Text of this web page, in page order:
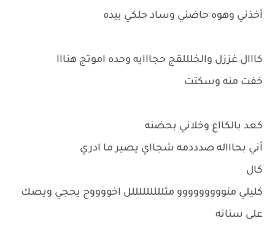
أخذني وهوه حاضني وساد حلكي بيده
كااال غززل والخلللقج حجااايه وحده اموتج هنااا
خفت منه وسكتت
كعد بالكااع وخلاني بحضنه
أني بحاااله صدددمه شجااي يصير ما ادري
كال
كليلي منووووووووو مثلللللللللل اخووووج يحجي ويصك
على سنانه